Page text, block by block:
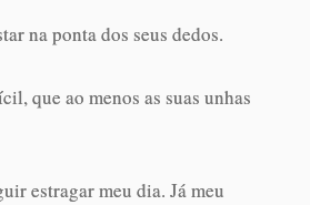
na ponta dos seus dedos.
que ao menos as suas unhas
estragar meu dia. Já meu